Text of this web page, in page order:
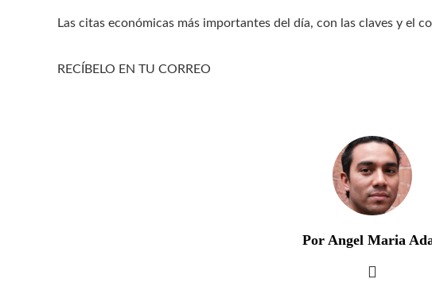
Las citas económicas más importantes del día, con las claves y el
RECÍBELO EN TU CORREO
Por Angel Maria